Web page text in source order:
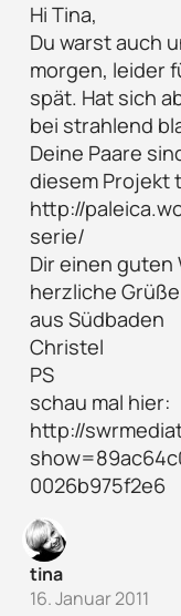
Hi Tina,
Du warst auch
morgen, leider
spät. Hat sich
bei strahlend
Deine Paare
diesem Projekt
http://
serie/
Dir einen
herzliche Grüße
aus Südbaden
Christel
PS
schau mal hier:
http://
0026b975f2e6
tina
16. Januar 2011